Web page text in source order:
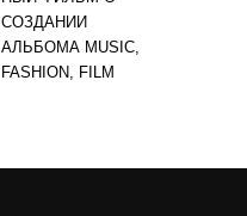
СОЗДАНИИ
АЛЬБОМА MUSIC,
FASHION, FILM